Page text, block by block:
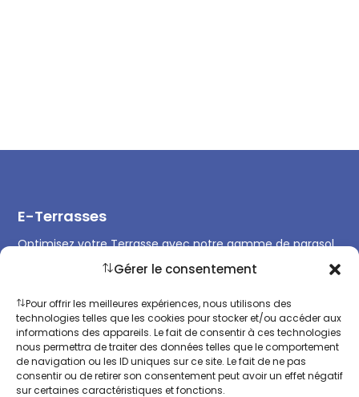
Gérer le consentement
Pour offrir les meilleures expériences, nous utilisons des
technologies telles que les cookies pour stocker et/ou accéder aux
informations des appareils. Le fait de consentir à ces technologies
nous permettra de traiter des données telles que le comportement
de navigation ou les ID uniques sur ce site. Le fait de ne pas
consentir ou de retirer son consentement peut avoir un effet négatif
sur certaines caractéristiques et fonctions.
E-Terrasses
Optimisez votre Terrasse avec notre gamme de parasol
professionnel et équipements de Terrasse et remplissez
Contact